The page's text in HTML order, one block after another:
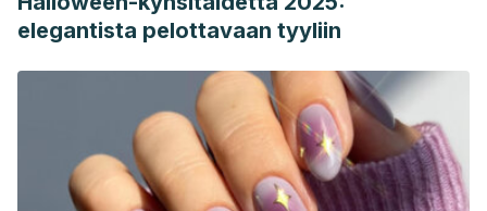
elegantista pelottavaan tyyliin